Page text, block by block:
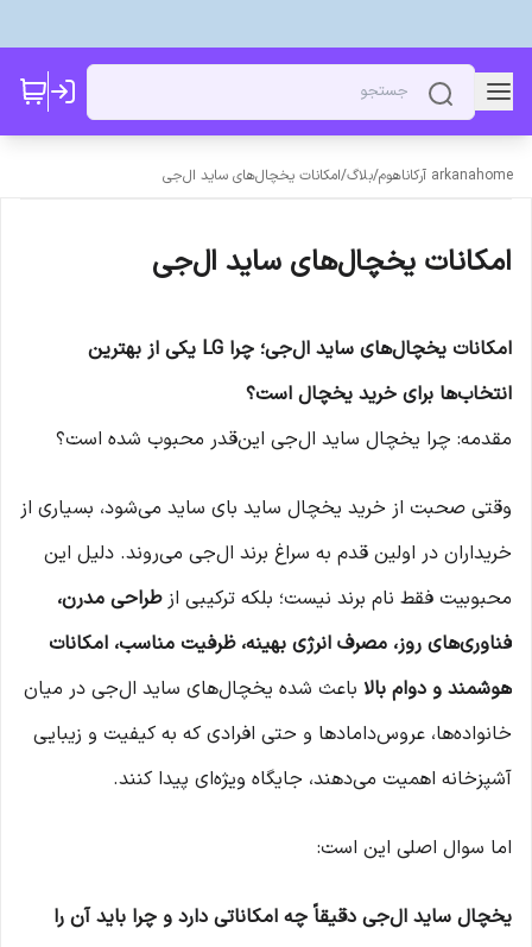
arkanahome آرکاناهوم /بلاگ/امکانات یخچال‌های ساید ال‌جی
امکانات یخچال‌های ساید ال‌جی
امکانات یخچال‌های ساید ال‌جی؛ چرا LG یکی از بهترین
انتخاب‌ها برای خرید یخچال است؟
مقدمه: چرا یخچال ساید ال‌جی این‌قدر محبوب شده است؟
وقتی صحبت از خرید یخچال ساید بای ساید می‌شود، بسیاری از
خریداران در اولین قدم به سراغ برند ال‌جی می‌روند. دلیل این
محبوبیت فقط نام برند نیست؛ بلکه ترکیبی ازطراحی مدرن،
فناوری‌های روز، مصرف انرژی بهینه، ظرفیت مناسب، امکانات
هوشمند و دوام بالا باعث شده یخچال‌های ساید ال‌جی در میان
خانواده‌ها، عروس‌دامادها و حتی افرادی که به کیفیت و زیبایی
آشپزخانه اهمیت می‌دهند، جایگاه ویژه‌ای پیدا کنند.
اما سوال اصلی این است:
یخچال ساید ال‌جی دقیقاً چه امکاناتی دارد و چرا باید آن را